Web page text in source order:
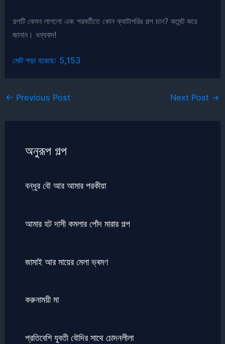
গল্পটি কেমন লাগলো এবং পরবর্তীতে কোন ক্যাটাগরির গল্প চান? কমেন্ট করে
জানান। ধন্যবাদ!
মোট পড়া হয়েছে: 5,153
← Previous Post Next Post →
অনুরূপ গল্প
বন্ধুর বৌ আর আমার পরকীয়া
আমার হট দাসী কমলার পোঁদ মারার গল্প
জামাই আর মায়ের মেলা ভ্ৰমণ
করুনাময়ী মা
প্রতিবেশি যুবতী বৌদির সাথে চোদনলীলা